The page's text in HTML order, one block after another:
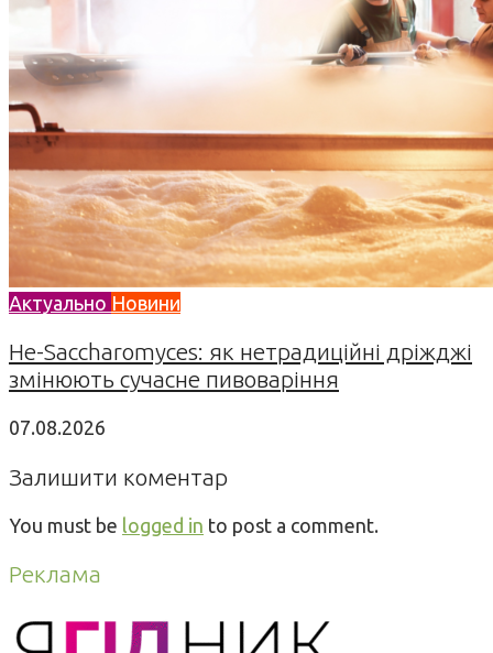
Актуально Новини
Не-Saccharomyces: як нетрадиційні дріжджі
змінюють сучасне пивоваріння
07.08.2026
Залишити коментар
You must be logged in to post a comment.
Реклама